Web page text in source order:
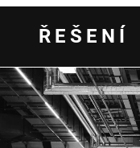
ŘEŠENÍ